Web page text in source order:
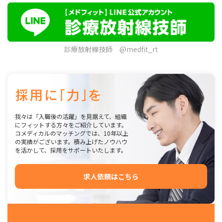
診療放射線技師 @medfit_rt
我々は「入職後の活躍」を見据えて、組織
にフィットする方々をご紹介しています。
コメディカルのマッチングでは、10年以上
の実績がございます。積み上げたノウハウ
を活かして、採用をサポートいたします。
求人依頼はこちら